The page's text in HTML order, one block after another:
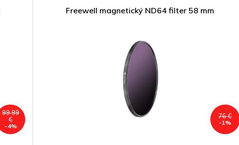
99.99
€
-4%
Freewell magnetický ND64 filter 58 mm
76 €
-1%